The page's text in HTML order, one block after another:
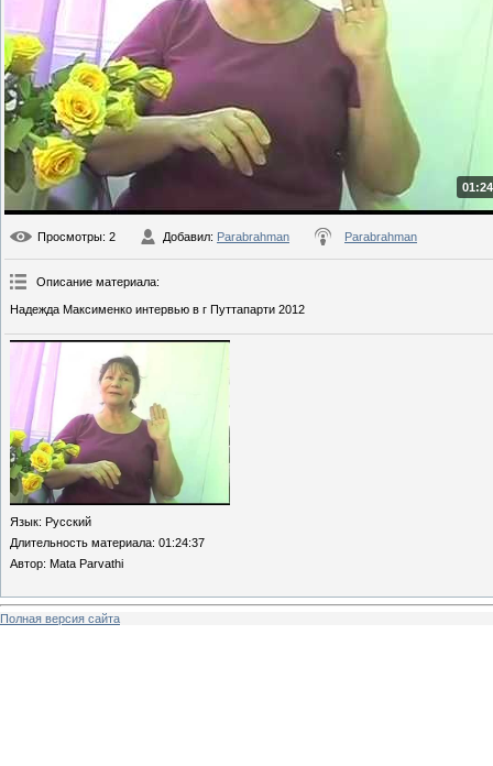
Просмотры: 2 Добавил: Parabrahman Parabrahman
Описание материала:
Надежда Максименко интервью в г Путтапарти 2012
Язык: Русский
Длительность материала: 01:24:37
Автор: Mata Parvathi
Полная версия сайта